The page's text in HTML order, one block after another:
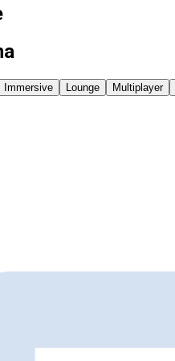
Immersive Lounge Multiplayer